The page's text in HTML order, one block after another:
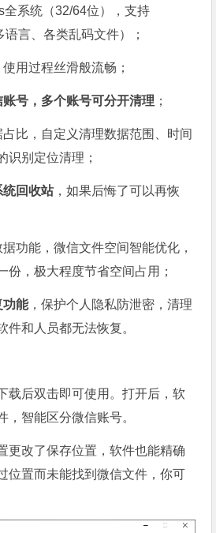
全系统（32/64位），支持
言、各类乱码文件）；
用过程丝滑般流畅；
号，多个账号可分开清理 ；
比，自定义清理数据范围、时间
识别定位清理；
统回收站，如果后悔了可以再恢
功能，微信文件空间智能优化，
份，极大程度节省空间占用；
功能，保护个人隐私防泄密，清理
件和人员都无法恢复。
载后双击即可使用。打开后，软
，智能区分微信账号。
更改了保存位置，软件也能精确
位置而未能找到微信文件，你可